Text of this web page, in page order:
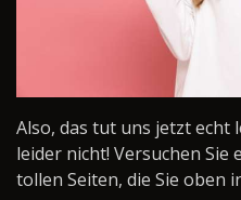
Also, das tut uns jetzt echt
leider nicht! Versuchen Sie
tollen Seiten, die Sie oben